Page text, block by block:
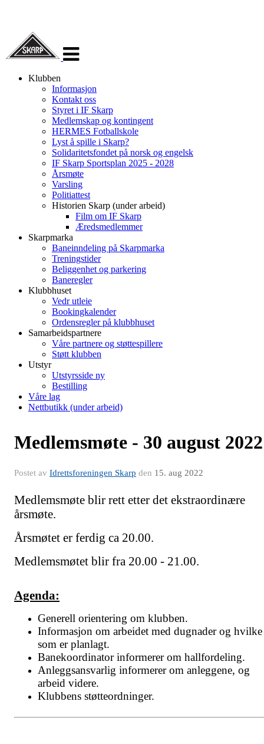
navigasjon
Klubben
Informasjon
Kontakt oss
Styret i IF Skarp
Medlemskap og kontingent
HERMES Fotballskole
Lyst å spille i Skarp?
Solidaritetsfondet på norsk og engelsk
IF Skarp Sportsplan 2025 - 2028
Årsmøte
Varsling
Politiattest
Historien Skarp (under arbeid)
Film om IF Skarp
Æredsmedlemmer
Skarpmarka
Baneinndeling på Skarpmarka
Treningstider
Beliggenhet og parkering
Baneregler
Klubbhuset
Vedr utleie
Bookingkalender
Ordensregler på klubbhuset
Samarbeidspartnere
Våre partnere og støttespillere
Støtt klubben
Utstyr
Utstyrsside ny
Bestilling
Våre lag
Nettbutikk (under arbeid)
Medlemsmøte - 30 august 2022
Postet av Idrettsforeningen Skarp den 15. aug 2022
Medlemsmøte blir rett etter det ekstraordinære
årsmøte.
Årsmøtet er ferdig ca 20.00.
Medlemsmøtet blir fra 20.00 - 21.00.
Agenda:
Generell orientering om klubben.
Informasjon om arbeidet med dugnader og hvilke
som er planlagt.
Banekoordinator informerer om hallfordeling.
Anleggsansvarlig informerer om anleggene, og
arbeid videre.
Klubbens støtteordninger.